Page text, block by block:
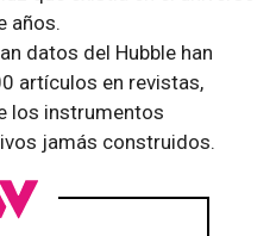
años.
datos del Hubble han
artículos en revistas,
los instrumentos
jamás construidos.